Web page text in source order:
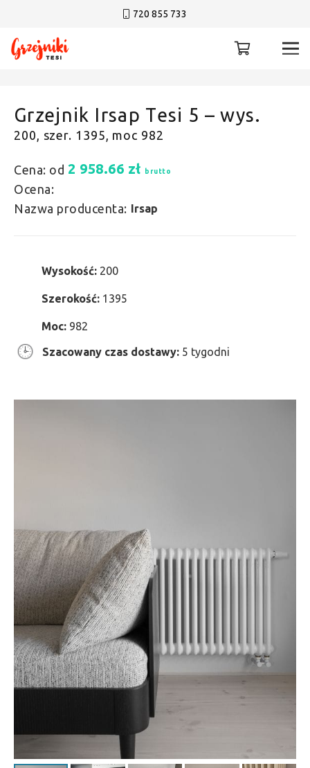
720 855 733
Grzejnik Irsap Tesi 5 – wys.
200, szer. 1395, moc 982
Cena: od 2 958.66 zł brutto
Ocena:
Nazwa producenta: Irsap
Wysokość: 200
Szerokość: 1395
Moc: 982
Szacowany czas dostawy: 5 tygodni